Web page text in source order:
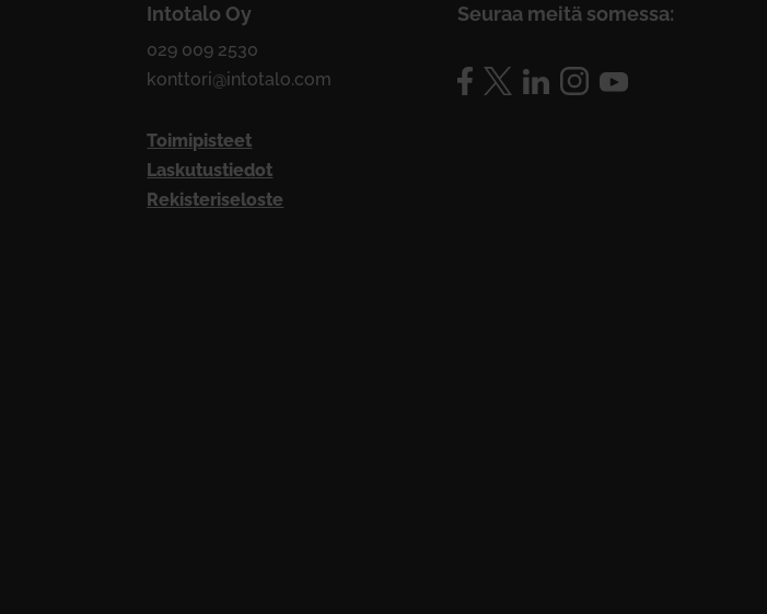
Intotalo Oy
029 009 2530
konttori@intotalo.com
Toimipisteet
Laskutustiedot
Rekisteriseloste
Seuraa meitä somessa: